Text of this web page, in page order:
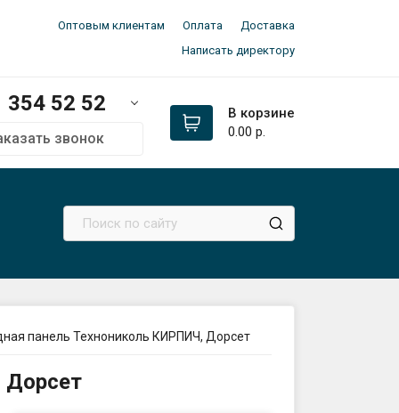
Оптовым клиентам Оплата
Доставка
Написать директору
354 52 52
52 52
👉@dpk_minsk
21 52
розничный склад):
тракт 2 (авторынок
звонок
В корзине
0.00 р.
панель Технониколь КИРПИЧ, Дорсет
Дорсет